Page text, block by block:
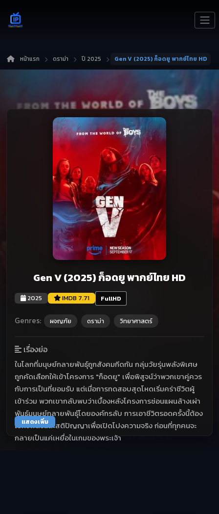
หน้าแรก ดราม่า ปี 2025 Gen V (2025) ก็อดยู พากย์ไทย HD
Gen V (2025) ก็อดยู พากย์ไทย HD
2025 IMDB 7.71 FullHD
Genres: ผจญภัย ดราม่า วิทยาศาสตร์
เรื่องย่อ
ในโลกที่มนุษย์กลายพันธุ์ถูกสังคมกีดกัน กลุ่มวัยรุ่นพลังพิเศษ
ถูกคัดเลือกให้เข้าโครงการ "ก็อดยู" เพื่อพิสูจน์ว่าพวกเขาคู่ควร
กับการเป็นที่ยอมรับ แต่เมื่อการทดสอบสุดโหดเริ่มคร่าชีวิตผู้
เข้าร่วม พวกเขากลับพบว่าเบื้องหลังโครงการซ่อนแผนล้างเผ่า
พันธุ์มนุษย์กลายพันธุ์โดยองค์กรลับ การเอาชีวิตรอดครั้งนี้ต้อง
ใช้ทั้งพลังและสติปัญญาเพื่อเปิดโปงความจริง ก่อนที่ทุกคนจะ
กลายเป็นแค่เหยื่อในเกมของพระเจ้า
แสดงเพิ่ม